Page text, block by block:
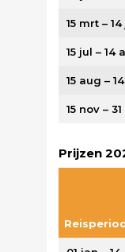
15 mrt –
15 jul – 14
15 aug –
15 nov –
Prijzen